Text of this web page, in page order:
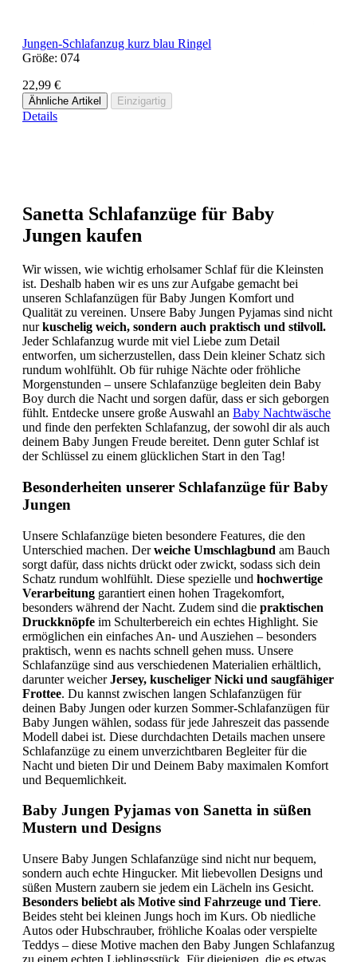
Jungen-Schlafanzug kurz blau Ringel
Größe: 074
22,99 €
Ähnliche Artikel Einzigartig
Details
Sanetta Schlafanzüge für Baby
Jungen kaufen
Wir wissen, wie wichtig erholsamer Schlaf für die Kleinsten
ist. Deshalb haben wir es uns zur Aufgabe gemacht bei
unseren Schlafanzügen für Baby Jungen Komfort und
Qualität zu vereinen. Unsere Baby Jungen Pyjamas sind nicht
nurkuschelig weich, sondern auch praktisch und stilvoll.
Jeder Schlafanzug wurde mit viel Liebe zum Detail
entworfen, um sicherzustellen, dass Dein kleiner Schatz sich
rundum wohlfühlt. Ob für ruhige Nächte oder fröhliche
Morgenstunden – unsere Schlafanzüge begleiten dein Baby
Boy durch die Nacht und sorgen dafür, dass er sich geborgen
fühlt. Entdecke unsere große Auswahl an Baby Nachtwäsche
und finde den perfekten Schlafanzug, der sowohl dir als auch
deinem Baby Jungen Freude bereitet. Denn guter Schlaf ist
der Schlüssel zu einem glücklichen Start in den Tag!
Besonderheiten unserer Schlafanzüge für Baby
Jungen
Unsere Schlafanzüge bieten besondere Features, die den
Unterschied machen. Derweiche Umschlagbund am Bauch
sorgt dafür, dass nichts drückt oder zwickt, sodass sich dein
Schatz rundum wohlfühlt. Diese spezielle und hochwertige
Verarbeitung garantiert einen hohen Tragekomfort,
besonders während der Nacht. Zudem sind die praktischen
Druckknöpfe im Schulterbereich ein echtes Highlight. Sie
ermöglichen ein einfaches An- und Ausziehen – besonders
praktisch, wenn es nachts schnell gehen muss. Unsere
Schlafanzüge sind aus verschiedenen Materialien erhältlich,
darunter weicherJersey, kuscheliger Nicki und saugfähiger
Frottee. Du kannst zwischen langen Schlafanzügen für
deinen Baby Jungen oder kurzen Sommer-Schlafanzügen für
Baby Jungen wählen, sodass für jede Jahreszeit das passende
Modell dabei ist. Diese durchdachten Details machen unsere
Schlafanzüge zu einem unverzichtbaren Begleiter für die
Nacht und bieten Dir und Deinem Baby maximalen Komfort
und Bequemlichkeit.
Baby Jungen Pyjamas von Sanetta in süßen
Mustern und Designs
Unsere Baby Jungen Schlafanzüge sind nicht nur bequem,
sondern auch echte Hingucker. Mit liebevollen Designs und
süßen Mustern zaubern sie jedem ein Lächeln ins Gesicht.
Besonders beliebt als Motive sind Fahrzeuge und Tiere.
Beides steht bei kleinen Jungs hoch im Kurs. Ob niedliche
Autos oder Hubschrauber, fröhliche Koalas oder verspielte
Teddys – diese Motive machen den Baby Jungen Schlafanzug
zu einem echten Lieblingsstück. Für diejenigen, die es etwas